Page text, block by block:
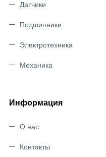
Датчики
Подшипники
Электротехника
Механика
Информация
О нас
Контакты